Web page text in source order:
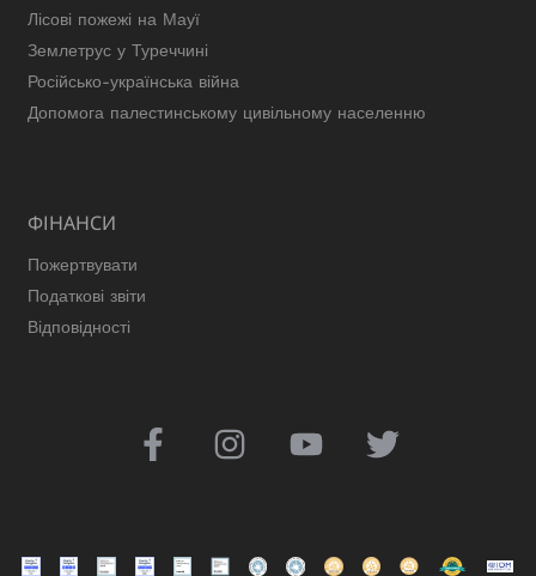
Лісові пожежі на Мауї
Землетрус у Туреччині
Російсько-українська війна
Допомога палестинському цивільному населенню
ФІНАНСИ
Пожертвувати
Податкові звіти
Відповідності